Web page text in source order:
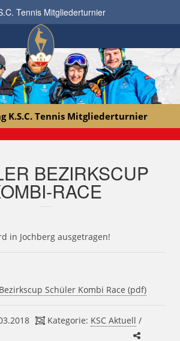
Tennis Mitgliederturnier
K.S.C. Tennis Mitgliederturnier
BEZIRKSCUP
RACE
in Jochberg ausgetragen!
Schüler Kombi Race (pdf)
Kategorie: KSC Aktuell /